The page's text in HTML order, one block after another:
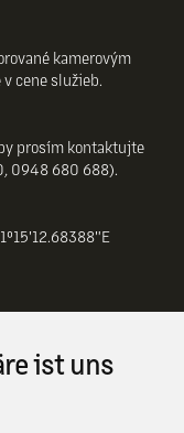
ist uns
kamerovým
cene služieb.
prosím kontaktujte
0948 680 688).